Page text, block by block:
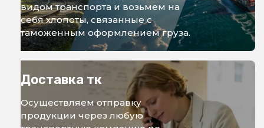
видом транспорта и возьмем на
себя хлопоты, связанные с
таможенным оформлением груза.
Доставка тк
Осуществляем отправку
продукции через любую